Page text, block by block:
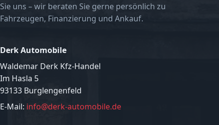
Sie uns – wir beraten Sie gerne persönlich zu
Fahrzeugen, Finanzierung und Ankauf.
Derk Automobile
Waldemar Derk Kfz-Handel
Im Hasla 5
93133 Burglengenfeld
E-Mail: info@derk-automobile.de